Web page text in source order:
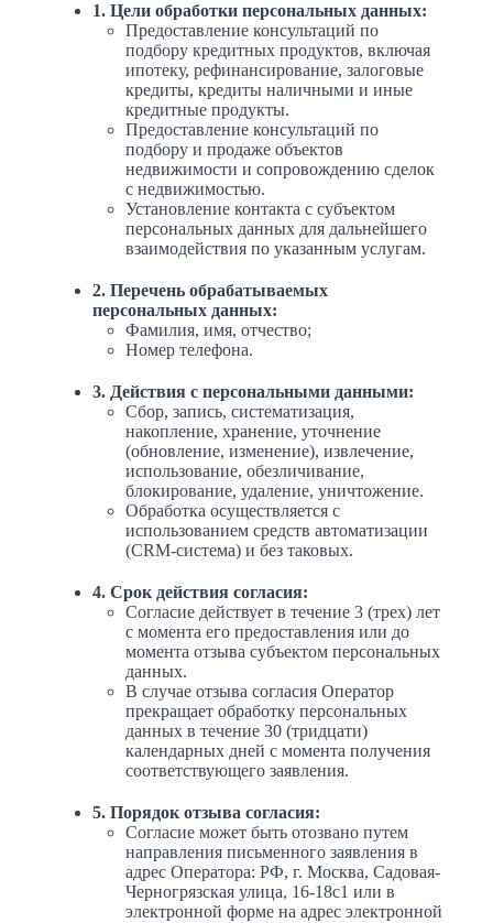
1. Цели обработки персональных данных:
Предоставление консультаций по
подбору кредитных продуктов, включая
ипотеку, рефинансирование, залоговые
кредиты, кредиты наличными и иные
кредитные продукты.
Предоставление консультаций по
подбору и продаже объектов
недвижимости и сопровождению сделок
с недвижимостью.
Установление контакта с субъектом
персональных данных для дальнейшего
взаимодействия по указанным услугам.
2. Перечень обрабатываемых
персональных данных:
Фамилия, имя, отчество;
Номер телефона.
3. Действия с персональными данными:
Сбор, запись, систематизация,
накопление, хранение, уточнение
(обновление, изменение), извлечение,
использование, обезличивание,
блокирование, удаление, уничтожение.
Обработка осуществляется с
использованием средств автоматизации
(CRM-система) и без таковых.
4. Срок действия согласия:
Согласие действует в течение 3 (трех) лет
с момента его предоставления или до
момента отзыва субъектом персональных
данных.
В случае отзыва согласия Оператор
прекращает обработку персональных
данных в течение 30 (тридцати)
календарных дней с момента получения
соответствующего заявления.
5. Порядок отзыва согласия:
Согласие может быть отозвано путем
направления письменного заявления в
адрес Оператора: РФ, г. Москва, Садовая-
Черногрязская улица, 16-18с1 или в
электронной форме на адрес электронной